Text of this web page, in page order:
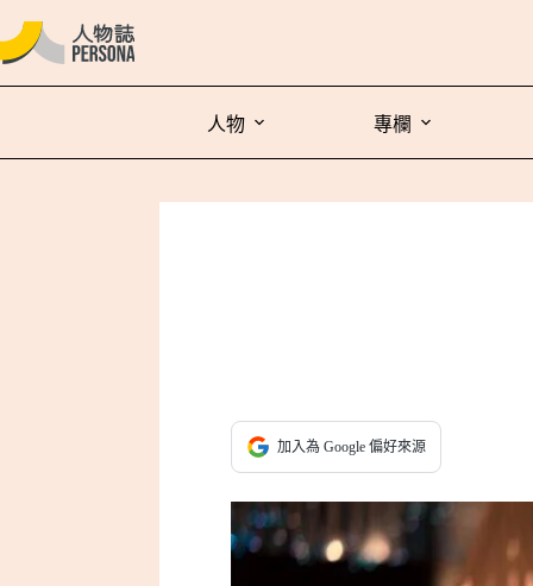
人物 專欄
加入為 Google 偏好來源